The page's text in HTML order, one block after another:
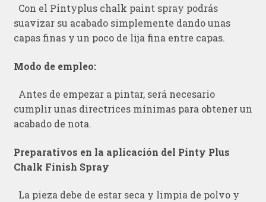
Con el Pintyplus chalk paint spray podrás
suavizar su acabado simplemente dando unas
capas finas y un poco de lija fina entre capas.
Modo de empleo:
Antes de empezar a pintar, será necesario
cumplir unas directrices mínimas para obtener un
acabado de nota.
Preparativos en la aplicación del Pinty Plus
Chalk Finish Spray
La pieza debe de estar seca y limpia de polvo y